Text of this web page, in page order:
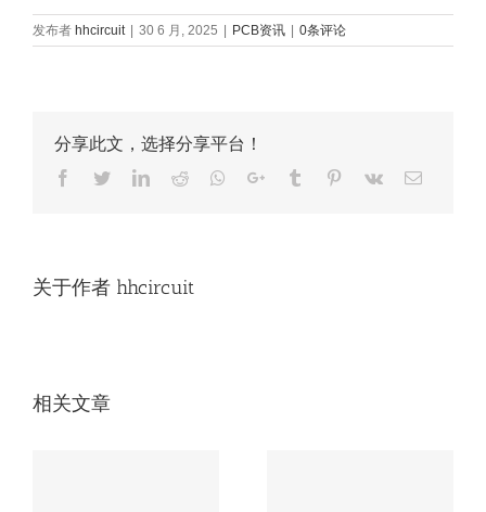
发布者 hhcircuit 30 6 月, 2025 PCB资讯 0条评论
分享此文，选择分享平台！
Facebook
TwitterLinkedIn
Reddit Whatsapp
Google+Tumblr Pinterest
Vk Email
关于作者 hhcircuit
相关文章